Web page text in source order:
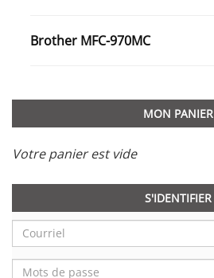
Brother MFC-970MC
MON PANIER
Votre panier est vide
S'IDENTIFIER